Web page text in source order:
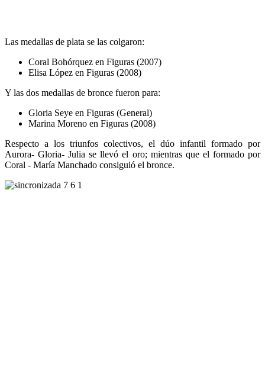
Las medallas de plata se las colgaron:
Coral Bohórquez en Figuras (2007)
Elisa López en Figuras (2008)
Y las dos medallas de bronce fueron para:
Gloria Seye en Figuras (General)
Marina Moreno en Figuras (2008)
Respecto a los triunfos colectivos, el dúo infantil formado por
Aurora- Gloria- Julia se llevó el oro; mientras que el formado por
Coral - María Manchado consiguió el bronce.